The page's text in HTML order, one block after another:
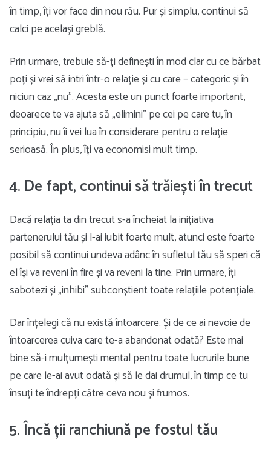
în timp, îți vor face din nou rău. Pur și simplu, continui să
calci pe același greblă.
Prin urmare, trebuie să-ți definești în mod clar cu ce bărbat
poți și vrei să intri într-o relație și cu care – categoric și în
niciun caz „nu”. Acesta este un punct foarte important,
deoarece te va ajuta să „elimini” pe cei pe care tu, în
principiu, nu îi vei lua în considerare pentru o relație
serioasă. În plus, îți va economisi mult timp.
4. De fapt, continui să trăiești în trecut
Dacă relația ta din trecut s-a încheiat la inițiativa
partenerului tău și l-ai iubit foarte mult, atunci este foarte
posibil să continui undeva adânc în sufletul tău să speri că
el își va reveni în fire și va reveni la tine. Prin urmare, îți
sabotezi și „inhibi” subconștient toate relațiile potențiale.
Dar înțelegi că nu există întoarcere. Și de ce ai nevoie de
întoarcerea cuiva care te-a abandonat odată? Este mai
bine să-i mulțumești mental pentru toate lucrurile bune
pe care le-ai avut odată și să le dai drumul, în timp ce tu
însuți te îndrepți către ceva nou și frumos.
5. Încă ții ranchiună pe fostul tău